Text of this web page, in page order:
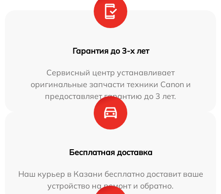
Гарантия до 3-х лет
Сервисный центр устанавливает
оригинальные запчасти техники Canon и
предоставляет гарантию до 3 лет.
Бесплатная доставка
Наш курьер в Казани бесплатно доставит ваше
устройство на ремонт и обратно.